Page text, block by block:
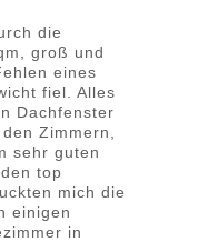
die
groß und
eines
fiel. Alles
Dachfenster
Zimmern,
sehr guten
top
mich die
einigen
in